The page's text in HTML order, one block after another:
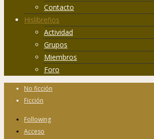
Contacto
Hislibreños
Actividad
Grupos
Miembros
Foro
No ficción
Ficción
Following
Acceso